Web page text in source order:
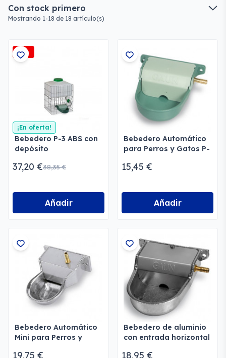
Con stock primero
Mostrando 1-18 de 18 artículo(s)
-3%
¡En oferta!
Bebedero P-3 ABS con
depósito
37,20 €38,35 €
Añadir
Bebedero Automático
para Perros y Gatos P-
15,45 €
Añadir
Bebedero Automático
Mini para Perros y
19,75 €
Bebedero de aluminio
con entrada horizontal
18,95 €